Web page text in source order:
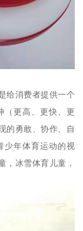
给消费者提供一个
（更高、更快、更
的勇敢、协作、自
少年体育运动的视
，冰雪体育儿童，